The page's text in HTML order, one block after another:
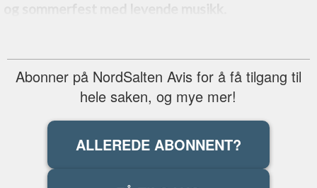
og sommerfest med levende musikk.
Abonner på NordSalten Avis for å få tilgang til
hele saken, og mye mer!
ALLEREDE ABONNENT?